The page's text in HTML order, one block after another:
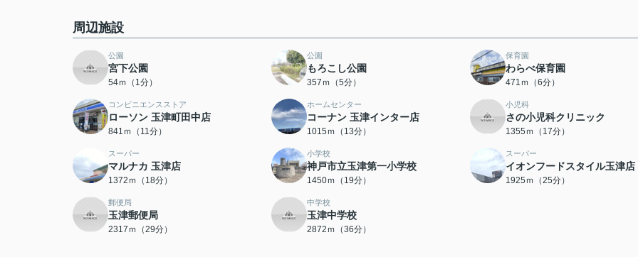
周辺施設
公園
宮下公園
54ｍ（1分）
公園
もろこし公園
357ｍ（5分）
保育園
わらべ保育園
471ｍ（6分）
コンビニエンスストア
ローソン 玉津町田中店
841ｍ（11分）
ホームセンター
コーナン 玉津インター店
1015ｍ（13分）
小児科
さの小児科クリニック
1355ｍ（17分）
スーパー
マルナカ 玉津店
1372ｍ（18分）
小学校
神戸市立玉津第一小学校
1450ｍ（19分）
スーパー
イオンフードスタイル玉津店
1925ｍ（25分）
郵便局
玉津郵便局
2317ｍ（29分）
中学校
玉津中学校
2872ｍ（36分）